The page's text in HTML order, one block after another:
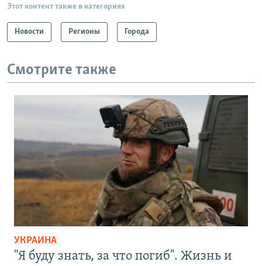
Этот контент также в категориях
Новости Регионы Города
Смотрите также
УКРАИНА
"Я буду знать, за что погиб". Жизнь и